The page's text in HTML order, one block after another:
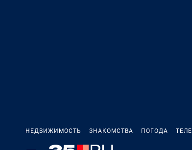
НЕДВИЖИМОСТЬ ЗНАКОМСТВА ПОГОДА